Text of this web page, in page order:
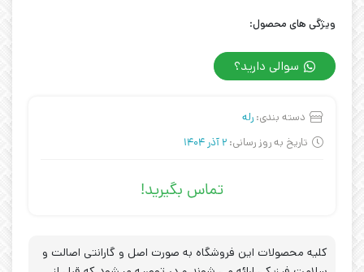
ویژگی های محصول:
سوالی دارید؟
دسته بندی: رله
تاریخ به روز رسانی: 2 آذر 1404
تماس بگیرید!
کلیه محصولات این فروشگاه به صورت اصل و گارانتی اصالت و